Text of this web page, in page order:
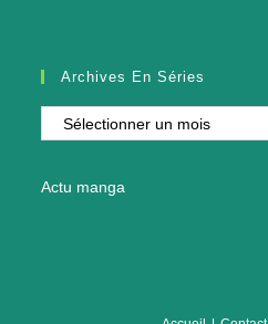
Archives En Séries
Archives
en
Actu manga